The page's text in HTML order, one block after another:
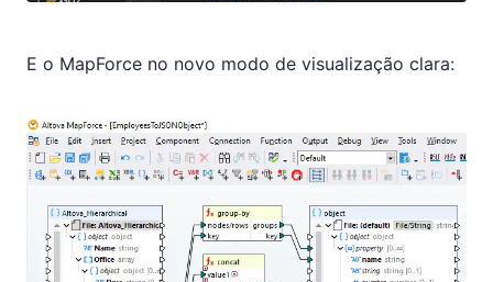
E o MapForce no novo modo de visualização clara: